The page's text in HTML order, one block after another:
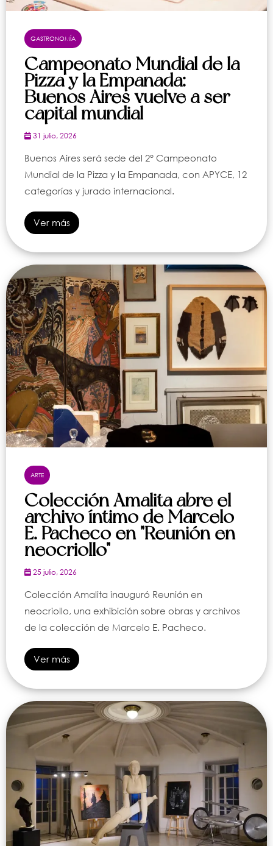
GASTRONOMÍA
Campeonato Mundial de la
Pizza y la Empanada:
Buenos Aires vuelve a ser
capital mundial
31 julio, 2026
Buenos Aires será sede del 2° Campeonato
Mundial de la Pizza y la Empanada, con APYCE, 12
categorías y jurado internacional.
Ver más
ARTE
Colección Amalita abre el
archivo íntimo de Marcelo
E. Pacheco en "Reunión en
neocriollo"
25 julio, 2026
Colección Amalita inauguró Reunión en
neocriollo, una exhibición sobre obras y archivos
de la colección de Marcelo E. Pacheco.
Ver más